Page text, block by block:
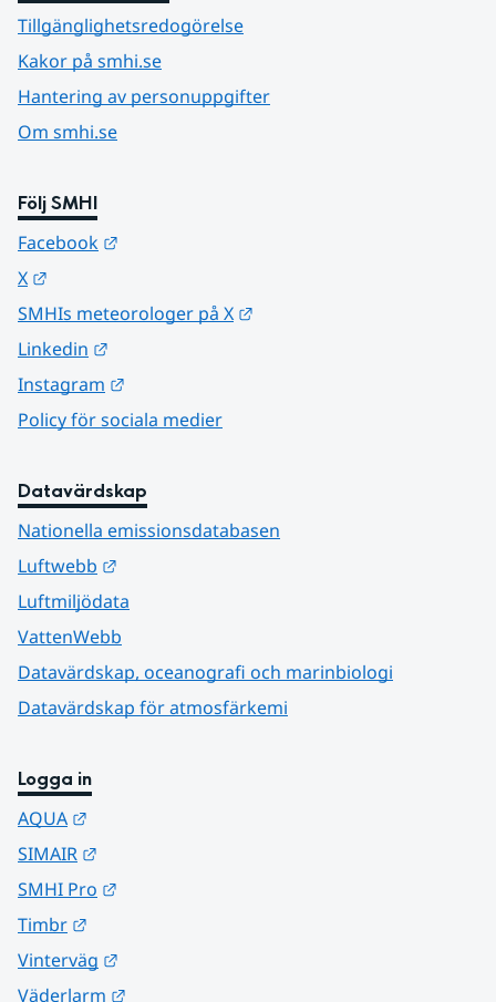
Tillgänglighetsredogörelse
Kakor på smhi.se
Hantering av personuppgifter
Om smhi.se
Följ SMHI
Facebook
X
SMHIs meteorologer på X
Linkedin
Instagram
Policy för sociala medier
Datavärdskap
Nationella emissionsdatabasen
Luftwebb
Luftmiljödata
VattenWebb
Datavärdskap, oceanografi och marinbiologi
Datavärdskap för atmosfärkemi
Logga in
AQUA
SIMAIR
SMHI Pro
Timbr
Vinterväg
Väderlarm